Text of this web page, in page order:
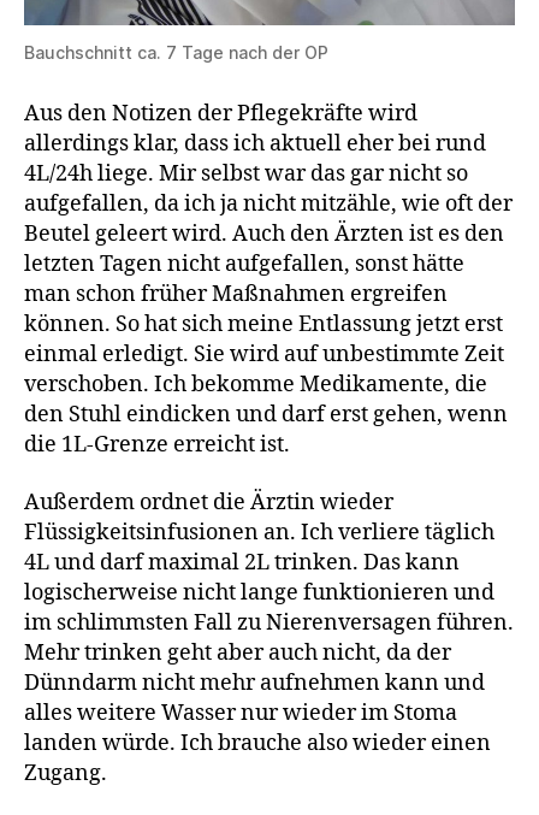
Bauchschnitt ca. 7 Tage nach der OP
Aus den Notizen der Pflegekräfte wird
allerdings klar, dass ich aktuell eher bei rund
4L/24h liege. Mir selbst war das gar nicht so
aufgefallen, da ich ja nicht mitzähle, wie oft der
Beutel geleert wird. Auch den Ärzten ist es den
letzten Tagen nicht aufgefallen, sonst hätte
man schon früher Maßnahmen ergreifen
können. So hat sich meine Entlassung jetzt erst
einmal erledigt. Sie wird auf unbestimmte Zeit
verschoben. Ich bekomme Medikamente, die
den Stuhl eindicken und darf erst gehen, wenn
die 1L-Grenze erreicht ist.
Außerdem ordnet die Ärztin wieder
Flüssigkeitsinfusionen an. Ich verliere täglich
4L und darf maximal 2L trinken. Das kann
logischerweise nicht lange funktionieren und
im schlimmsten Fall zu Nierenversagen führen.
Mehr trinken geht aber auch nicht, da der
Dünndarm nicht mehr aufnehmen kann und
alles weitere Wasser nur wieder im Stoma
landen würde. Ich brauche also wieder einen
Zugang.